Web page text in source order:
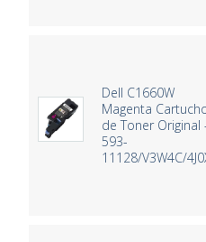
Dell C1660W
Magenta
de Toner Original
593-
11128/V3W4C/